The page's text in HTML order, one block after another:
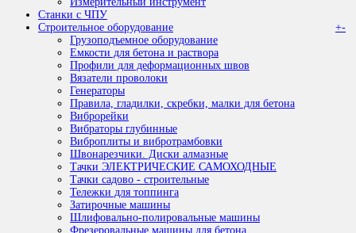
Станки с ЧПУ
Строительное оборудование
+-
Грузоподъемное оборудование
Емкости для бетона и раствора
Профили для деформационных швов
Вязатели проволоки
Генераторы
Правила, гладилки, скребки, малки для бетона
Виброрейки
Вибраторы глубинные
Виброплиты и вибротрамбовки
Швонарезчики. Диски алмазные
Тачки ЭЛЕКТРИЧЕСКИЕ САМОХОДНЫЕ
Тачки садово - строительные
Тележки для топпинга
Затирочные машины
Шлифовально-полировальные машины
Фрезеровальные машины для бетона